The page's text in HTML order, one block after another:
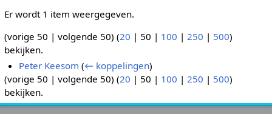
Er wordt 1 item weergegeven.
(vorige 50 | volgende 50) (20 | 50 | 100 | 250 | 500)
bekijken.
Peter Keesom (← koppelingen)
(vorige 50 | volgende 50) (20 | 50 | 100 | 250 | 500)
bekijken.